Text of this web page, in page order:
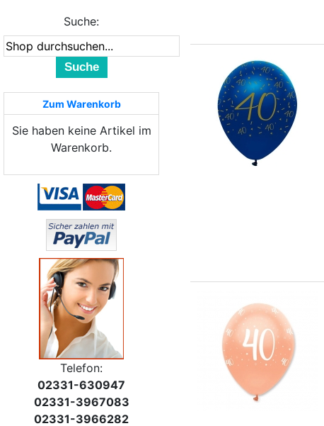
Suche:
Suche
Zum Warenkorb
Sie haben keine Artikel im
Warenkorb.
Telefon:
02331-630947
02331-3967083
02331-3966282